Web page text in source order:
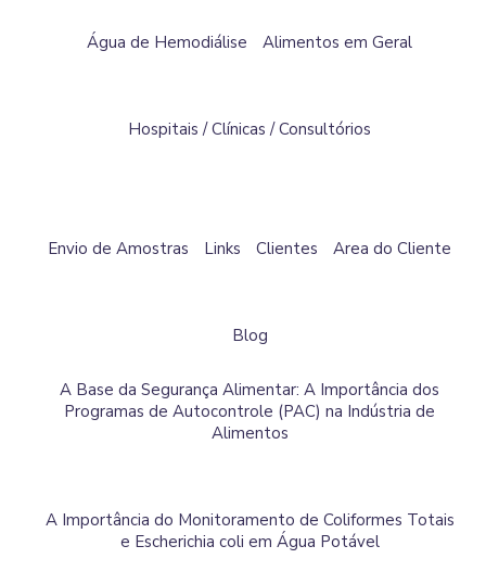
Água de Hemodiálise Alimentos em Geral
Hospitais / Clínicas / Consultórios
Envio de Amostras Links Clientes Area do Cliente
Blog
A Base da Segurança Alimentar: A Importância dos
Programas de Autocontrole (PAC) na Indústria de
Alimentos
A Importância do Monitoramento de Coliformes Totais
e Escherichia coli em Água Potável